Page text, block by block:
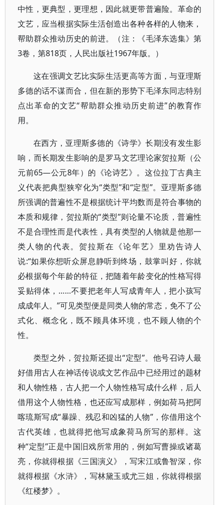
中性，更典型，更理想，因此就更带普遍险。革命的
文艺，应当根据实际生活创造出各种各样的人物来，
帮助群众推动历史的前进。（注：《毛泽东选集》第
3卷，第818页，人民出版社1967年版。）
这在强调文艺比实际生活更高等方面，与亚理斯
多德的话不谋而合，但在新的形势下毛泽东同志特别
点出革命的文艺“帮助群众推动历史前进”的教育作
用。
在西方，亚理斯多德的《诗学》长期没有发生影
响，而长期发生影响的是罗马文艺理论家贺拉斯（公
元前65—公元8年）的《论诗艺》。这位拉丁古典主
义代表把典型狭窄化为“类型”和“定型”。亚理斯多德
所强调的普遍性不是根据统计平均数而是符合事物的
本质和规律，贺拉斯的“类型”则论量不论质，普遍性
不是合理性而是代表性，具有类型的人物就是他那一
类人物的代表。贺拉斯在《论年艺》里劝告诗人
说:“如果你想听众屏息静听到终场，鼓掌叫好，你就
必根据每个年龄的特征，把随着年龄变化的性格写得
妥贴得体，……不要把老年人写成青年人，把小孩写
成成年人。”可见类型便是同类人物的常态，免不了公
式化、概念化，既不顾具体环境，也不顾人物的个
性。
类型之外，贺拉斯还提出“定型”。他号召诗人最
好借用古人在神话传说或文艺作品中已经用过的题材
和人物性格，古人把一个人物性格写成什么样，后人
借用这个人物性格，也还应写成那样，例如荷马把阿
喀琉斯写成“暴躁、残忍和凶猛的人物”，你借用这个
古代英雄，也就得把他写成象荷马所写的那样。这
种“定型”正是中国旧戏所常用的，例如写曹操或诸葛
亮，你就得根据《三国演义》，写宋江或鲁智深，你
就得根据《水浒》，写林黛玉或尤三姐，你就得根据
《红楼梦》。